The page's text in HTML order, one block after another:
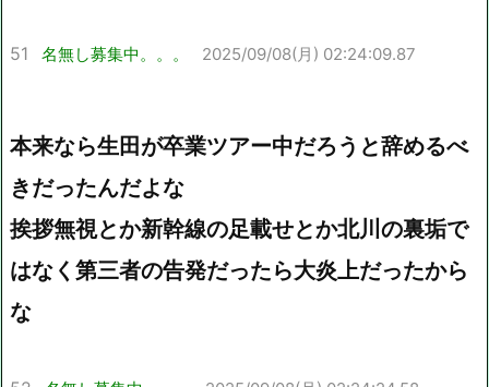
51 名無し募集中。。。 2025/09/08(月) 02:24:09.87
本来なら生田が卒業ツアー中だろうと辞めるべ
きだったんだよな
挨拶無視とか新幹線の足載せとか北川の裏垢で
はなく第三者の告発だったら大炎上だったから
な